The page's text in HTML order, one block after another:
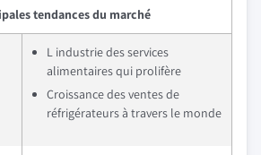
tendances du marché
L industrie des services
alimentaires qui prolifère
Croissance des ventes de
réfrigérateurs à travers le monde